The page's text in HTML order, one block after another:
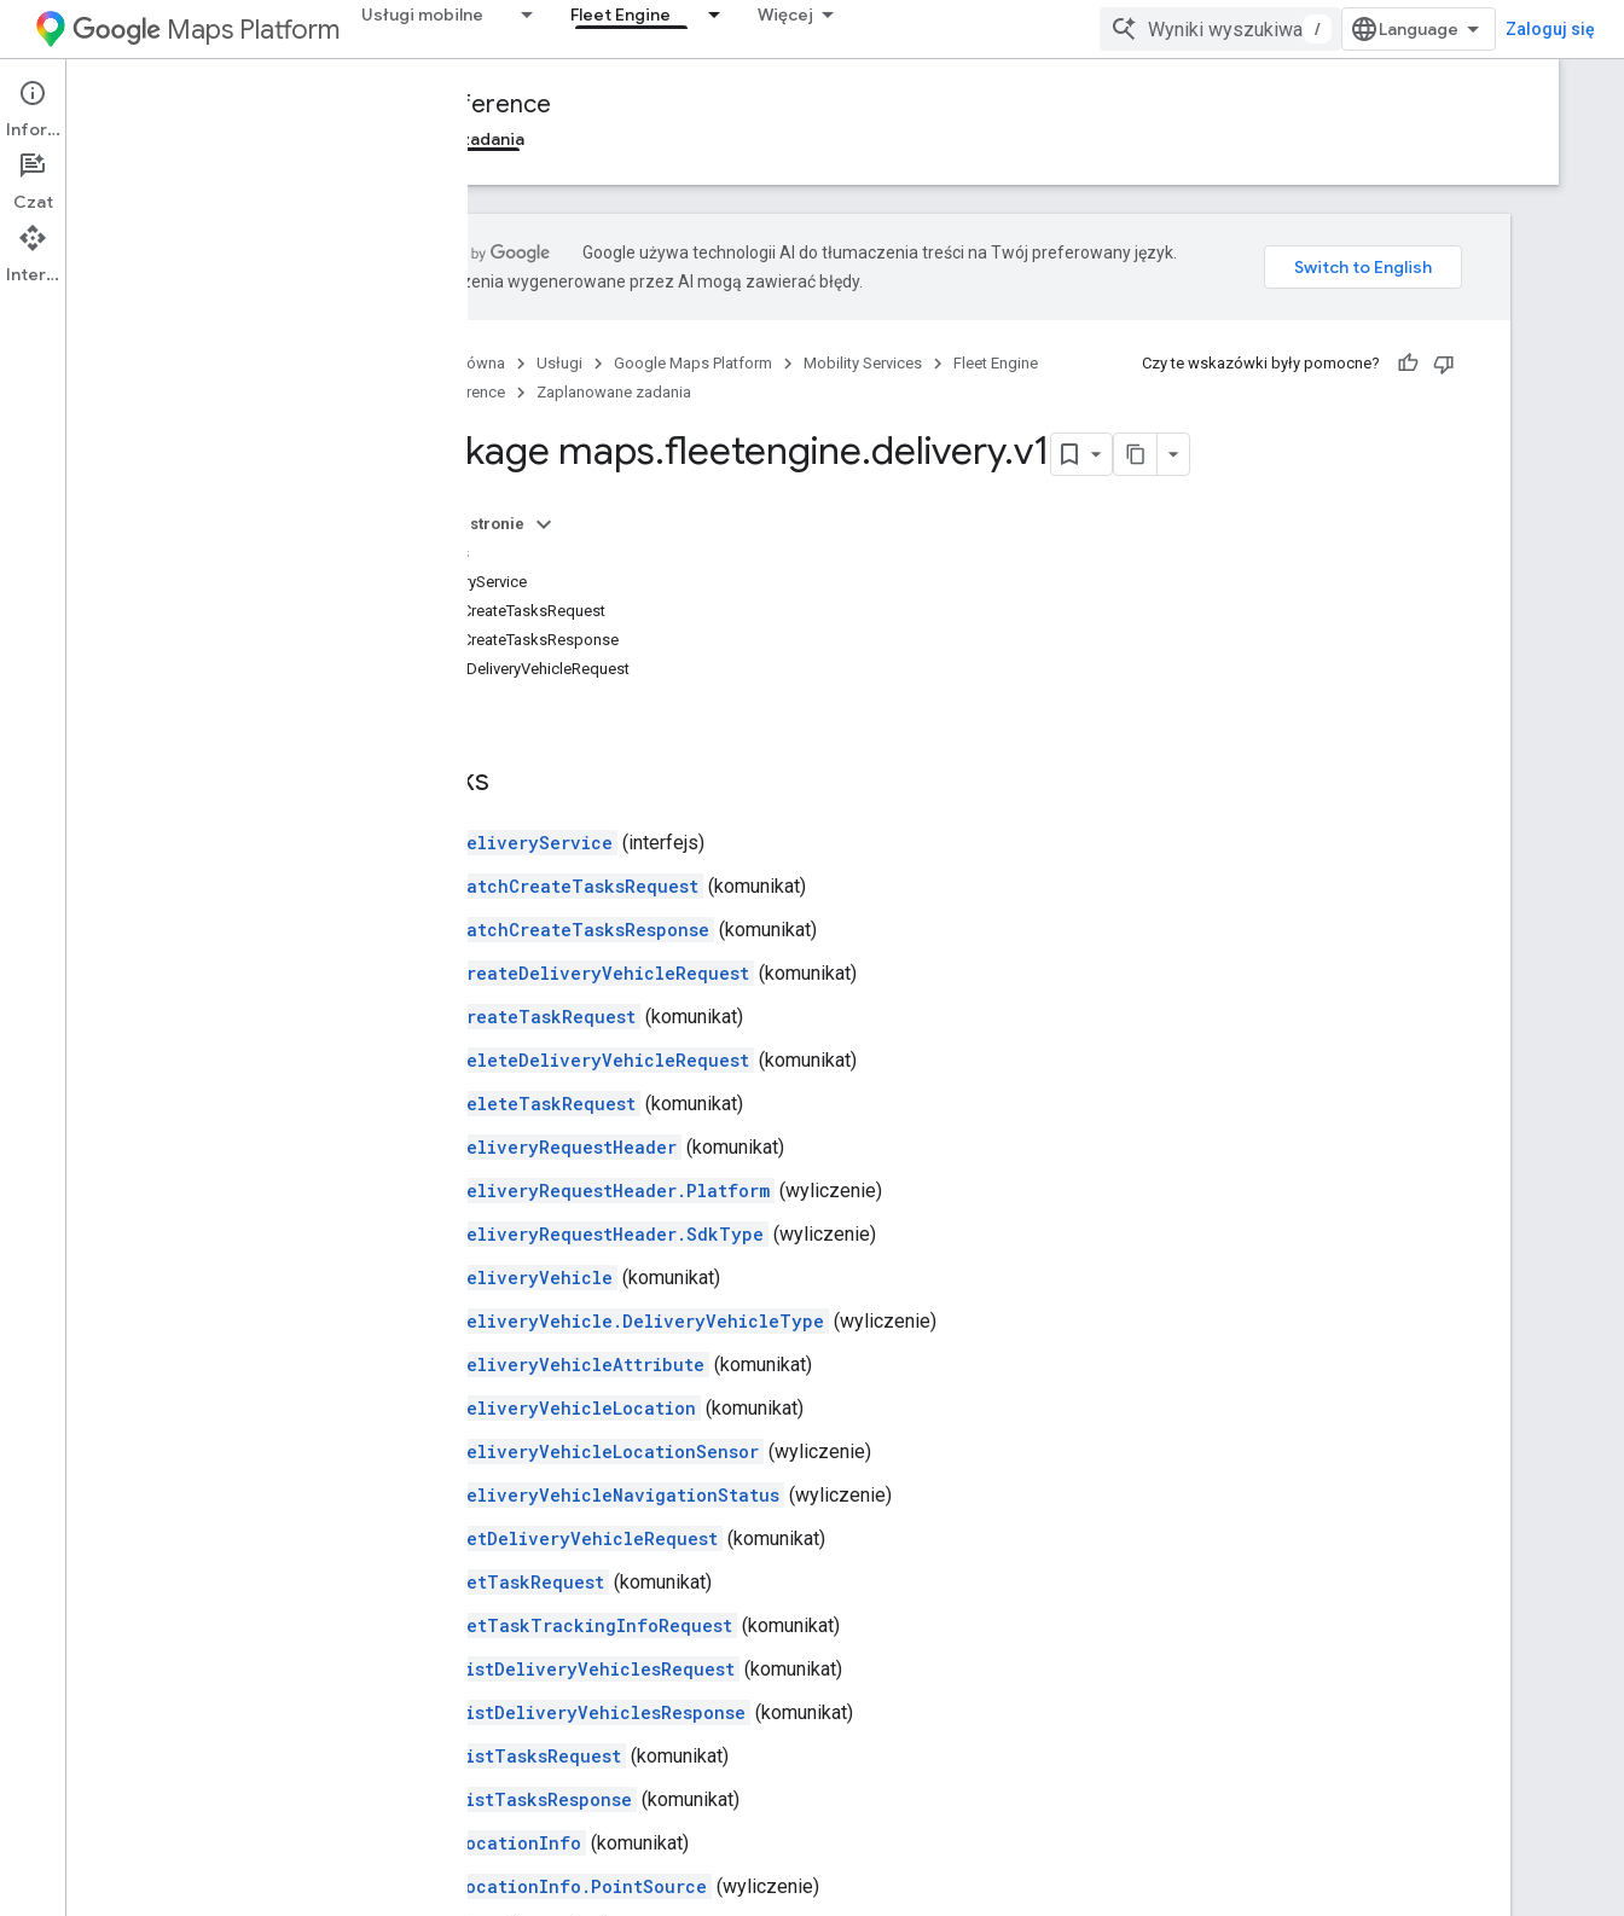
Maps Platform Usługi mobilne Fleet Engine Więcej
/ Zaloguj się
Mobility Services Reference
Przegląd Zaplanowane zadania
Google używa technologii AI do tłumaczenia treści na Twój preferowany język.
Tłumaczenia wygenerowane przez AI mogą zawierać błędy.
Strona główna Usługi Google Maps Platform Mobility Services
Fleet Engine
Reference
Zaplanowane zadania
Czy te wskazówki były pomocne?
Package maps.fleetengine.delivery.v1
Na tej stronie
Indeks
DeliveryService
BatchCreateTasksRequest
BatchCreateTasksResponse
CreateDeliveryVehicleRequest
Indeks
DeliveryService (interfejs)
BatchCreateTasksRequest (komunikat)
BatchCreateTasksResponse (komunikat)
CreateDeliveryVehicleRequest (komunikat)
CreateTaskRequest (komunikat)
DeleteDeliveryVehicleRequest (komunikat)
DeleteTaskRequest (komunikat)
DeliveryRequestHeader (komunikat)
DeliveryRequestHeader.Platform (wyliczenie)
DeliveryRequestHeader.SdkType (wyliczenie)
DeliveryVehicle (komunikat)
DeliveryVehicle.DeliveryVehicleType (wyliczenie)
DeliveryVehicleAttribute (komunikat)
DeliveryVehicleLocation (komunikat)
DeliveryVehicleLocationSensor (wyliczenie)
DeliveryVehicleNavigationStatus (wyliczenie)
GetDeliveryVehicleRequest (komunikat)
GetTaskRequest (komunikat)
GetTaskTrackingInfoRequest (komunikat)
ListDeliveryVehiclesRequest (komunikat)
ListDeliveryVehiclesResponse (komunikat)
ListTasksRequest (komunikat)
ListTasksResponse (komunikat)
LocationInfo (komunikat)
LocationInfo.PointSource (wyliczenie)
Informacje
Czat
Interfejs API